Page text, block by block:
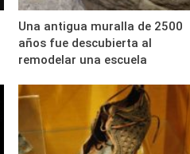
Una antigua muralla de 2500
años fue descubierta al
remodelar una escuela